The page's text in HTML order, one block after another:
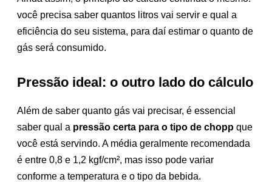
você precisa saber quantos litros vai servir e qual a
eficiência do seu sistema, para daí estimar o quanto de
gás será consumido.
Pressão ideal: o outro lado do cálculo
Além de saber quanto gás vai precisar, é essencial
saber qual a pressão certa para o tipo de chopp que
você está servindo. A média geralmente recomendada
é entre 0,8 e 1,2 kgf/cm², mas isso pode variar
conforme a temperatura e o tipo da bebida.